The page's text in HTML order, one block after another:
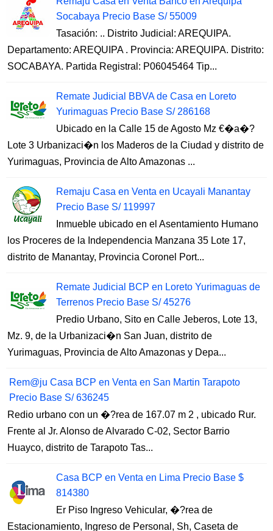
Socabaya Precio Base S/ 55009
Tasación: .. Distrito Judicial: AREQUIPA.
Departamento: AREQUIPA . Provincia: AREQUIPA. Distrito:
SOCABAYA. Partida Registral: P06045464 Tip...
Remate Judicial BBVA de Casa en Loreto
Yurimaguas Precio Base S/ 286168
Ubicado en la Calle 15 de Agosto Mz €�a�?
Lote 3 Urbanizaci�n los Maderos de la Ciudad y distrito de
Yurimaguas, Provincia de Alto Amazonas ...
Remaju Casa en Venta en Ucayali Manantay
Precio Base S/ 119997
Inmueble ubicado en el Asentamiento Humano
los Proceres de la Independencia Manzana 35 Lote 17,
distrito de Manantay, Provincia Coronel Port...
Remate Judicial BCP en Loreto Yurimaguas de
Terrenos Precio Base S/ 45276
Predio Urbano, Sito en Calle Jeberos, Lote 13,
Mz. 9, de la Urbanizaci�n San Juan, distrito de
Yurimaguas, Provincia de Alto Amazonas y Depa...
Rem@ju Casa BCP en Venta en San Martin Tarapoto
Precio Base S/ 636245
Redio urbano con un �?rea de 167.07 m 2 , ubicado Rur.
Frente al Jr. Alonso de Alvarado C-02, Sector Barrio
Huayco, distrito de Tarapoto Tas...
Casa BCP en Venta en Lima Precio Base $
814380
Er Piso Ingreso Vehicular, �?rea de
Estacionamiento, Ingreso de Personal, Sh, Caseta de